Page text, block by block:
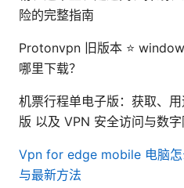
险的完整指南
Protonvpn 旧版本 ⭐
哪里下载？
机票行程单电子版：获取、
版 以及 VPN 安全访问与数
Vpn for edge mobile 电脑
与最新方法